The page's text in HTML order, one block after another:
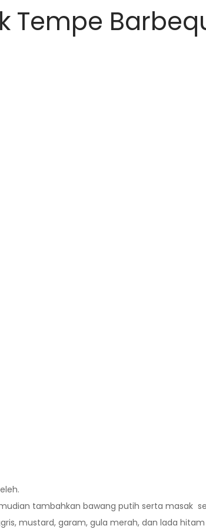
Tempe
tambahkan bawang putih serta masak
mustard, garam, gula merah, dan lada